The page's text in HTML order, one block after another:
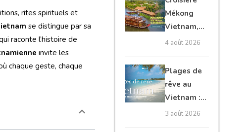
rites spirituels et
se distingue par sa
raconte l’histoire de
invite les
chaque geste, chaque
Mékong
Vietnam,
Cambodge
guide
complet
4 août 2026
Plages de
rêve au
Vietnam :
les plus
3 août 2026